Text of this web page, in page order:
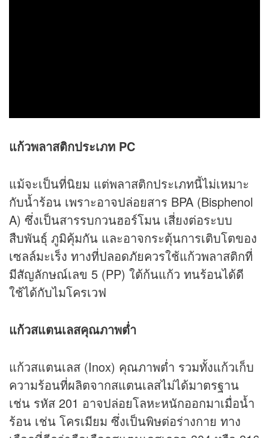
แก้วพลาสติกประเภท PC
แม้จะเป็นที่นิยม แต่พลาสติกประเภทนี้ไม่เหมาะ
กับน้ำร้อน เพราะอาจปล่อยสาร BPA (Bisphenol
A) ซึ่งเป็นสารรบกวนฮอร์โมน เสี่ยงต่อระบบ
สืบพันธุ์ ภูมิคุ้มกัน และอาจกระตุ้นการเติบโตของ
เซลล์มะเร็ง ทางที่ปลอดภัยควรใช้แก้วพลาสติกที่
มีสัญลักษณ์เลข 5 (PP) ใต้ก้นแก้ว ทนร้อนได้ดี
ใช้ได้กับไมโครเวฟ
แก้วสแตนเลสคุณภาพต่ำ
แก้วสแตนเลส (Inox) คุณภาพต่ำ รวมทั้งแก้วเก็บ
ความร้อนที่ผลิตจากสแตนเลสไม่ได้มาตรฐาน
เช่น รหัส 201 อาจปล่อยโลหะหนักออกมาเมื่อน้ำ
ร้อน เช่น โครเมียม ซึ่งเป็นพิษต่อร่างกาย ทาง